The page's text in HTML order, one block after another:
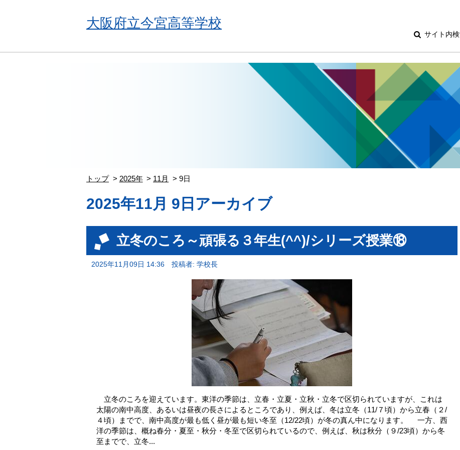
大阪府立今宮高等学校
サイト内
トップ 2025年 11月 9日
2025年11月 9日アーカイブ
立冬のころ～頑張る３年生(^^)/シリーズ授業⑱
2025年11月09日 14:36 投稿者: 学校長
立冬のころを迎えています。東洋の季節は、立春・立夏・立秋・立冬で区切られていますが、これは
太陽の南中高度、あるいは昼夜の長さによるところであり、例えば、冬は立冬（11/７頃）から立春（２/
４頃）までで、南中高度が最も低く昼が最も短い冬至（12/22頃）が冬の真ん中になります。 一方、西
洋の季節は、概ね春分・夏至・秋分・冬至で区切られているので、例えば、秋は秋分（９/23頃）から冬
至までで、立冬...